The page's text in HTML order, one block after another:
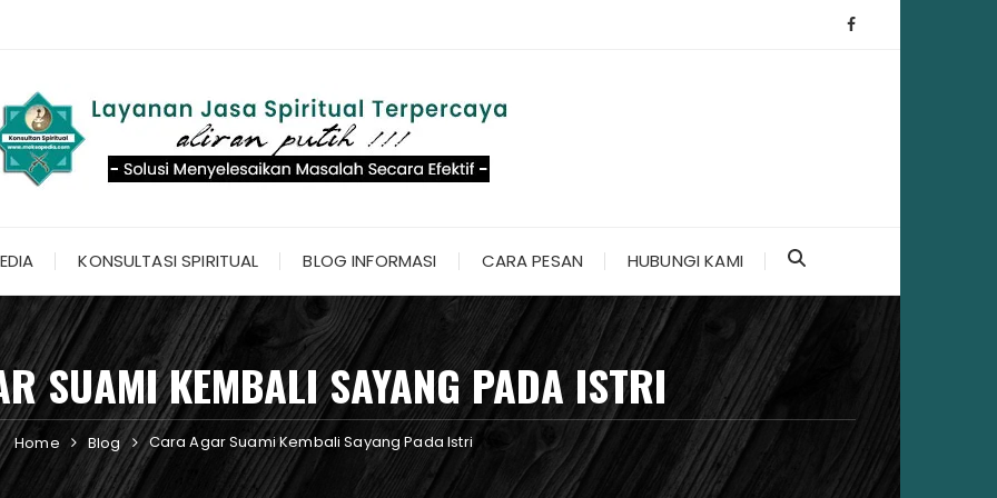
KONSULTASI SPIRITUAL BLOG INFORMASI CARA PESAN HUBUNGI KAMI
SUAMI KEMBALI SAYANG PADA ISTRI
Home Blog Cara Agar Suami Kembali Sayang Pada Istri